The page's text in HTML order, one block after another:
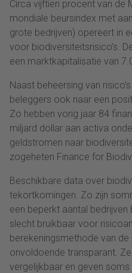
Circa vijftien procent van de
mondiale beursindex met
grote bedrijven) opereert in
voor biodiversiteitsrisico’s.
een marktkapitalisatie van
Naast beheersing van
beleggers ook naar een
Zo hebben vorig jaar 84
miljard dollar aan activa
geldstromen naar
zogeheten Finance for
Beschikbare data over
tekortkomingen. Zo zijn
een beperkt aantal
slecht bruikbaar voor
berekeningsmethode van
onvoldoende transparant.
vergelijkbaar en geven